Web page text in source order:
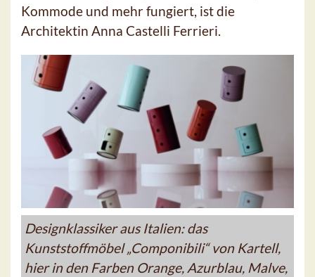
Kommode und mehr fungiert, ist die
Architektin Anna Castelli Ferrieri.
Designklassiker aus Italien: das
Kunststoffmöbel „Componibili“ von Kartell,
hier in den Farben Orange, Azurblau, Malve,